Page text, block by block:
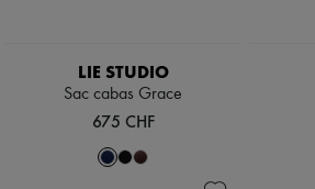
LIE STUDIO
Sac cabas Grace
675 CHF